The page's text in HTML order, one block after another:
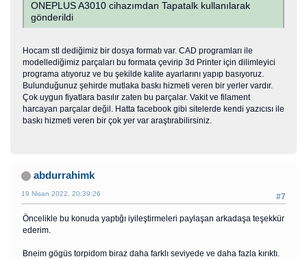
ONEPLUS A3010 cihazımdan Tapatalk kullanılarak
gönderildi
Hocam stl dediğimiz bir dosya formatı var. CAD programları ile
modellediğimiz parçaları bu formata çevirip 3d Printer için dilimleyici
programa atıyoruz ve bu şekilde kalite ayarlarını yapıp basıyoruz.
Bulunduğunuz şehirde mutlaka baskı hizmeti veren bir yerler vardır.
Çok uygun fiyatlara basılır zaten bu parçalar. Vakit ve filament
harcayan parçalar değil. Hatta facebook gibi sitelerde kendi yazıcısı ile
baskı hizmeti veren bir çok yer var araştırabilirsiniz.
abdurrahimk
#7
19 Nisan 2022, 20:39:26
Öncelikle bu konuda yaptığı iyileştirmeleri paylaşan arkadaşa teşekkür
ederim.
Bneim gögüs torpidom biraz daha farklı seviyede ve daha fazla kırıktı.